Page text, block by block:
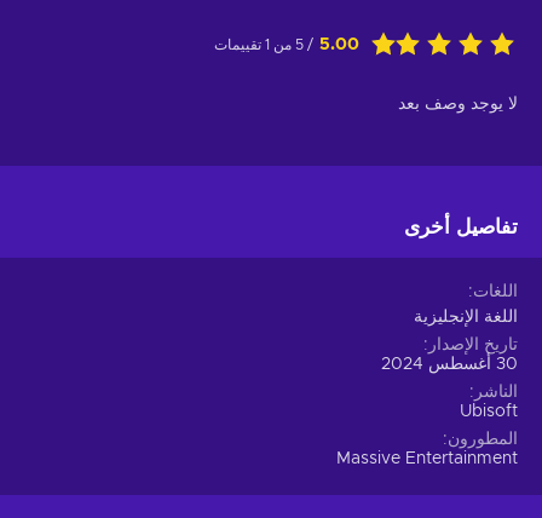
5.00 / 5 من 1 تقييمات
لا يوجد وصف بعد
تفاصيل أخرى
اللغات
اللغة الإنجليزية
تاريخ الإصدار
30 أغسطس 2024
الناشر
Ubisoft
المطورون
Massive Entertainment